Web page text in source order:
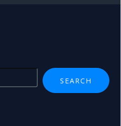
SEARCH